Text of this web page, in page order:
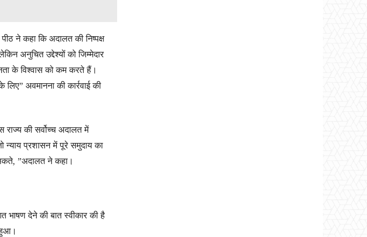
ने कहा कि अदालत की निष्पक्ष
अनुचित उद्देश्यों को जिम्मेदार
के विश्वास को कम करते हैं।
अवमानना की कार्रवाई की
की सर्वोच्च अदालत में
न्याय प्रशासन में पूरे समुदाय का
”अदालत ने कहा।
भाषण देने की बात स्वीकार की है